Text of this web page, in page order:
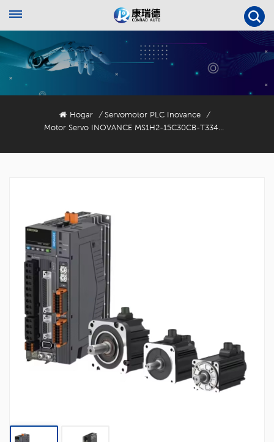
Hogar / Servomotor PLC Inovance
/
Motor Servo INOVANCE MS1H2-15C30CB-T334R De 1500 W Con Codificador De 18 Bits.